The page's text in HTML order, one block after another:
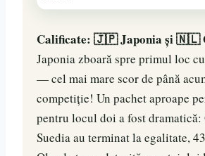
Calificate: 🇯🇵 Japonia și 🇳🇱
Japonia zboară spre primul loc
— cel mai mare scor de până
competiție! Un pachet aproape
pentru locul doi a fost dramatică:
Suedia au terminat la egalitate,